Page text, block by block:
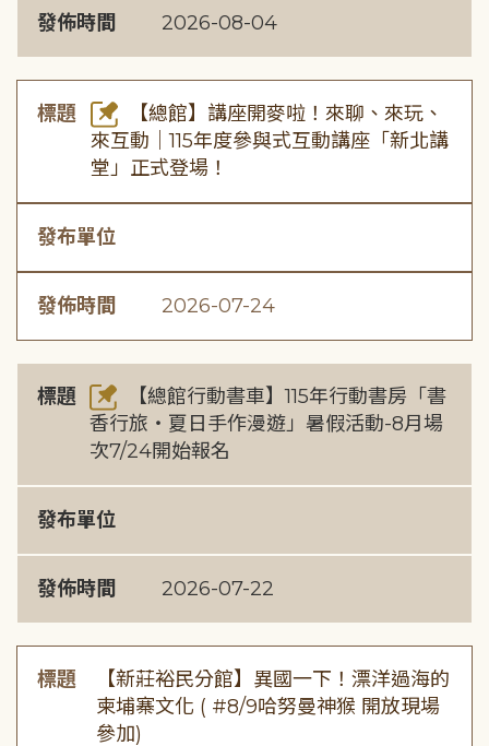
發佈時間 2026-08-04
標題
【總館】講座開麥啦！來聊、來玩、
來互動｜115年度參與式互動講座「新北講
堂」正式登場！
發布單位
發佈時間 2026-07-24
標題
【總館行動書車】115年行動書房「書
香行旅・夏日手作漫遊」暑假活動-8月場
次7/24開始報名
發布單位
發佈時間 2026-07-22
標題
【新莊裕民分館】異國一下！漂洋過海的
柬埔寨文化 ( #8/9哈努曼神猴 開放現場
參加)